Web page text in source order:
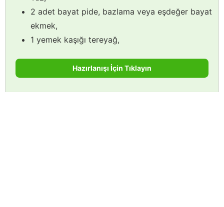
2 adet bayat pide, bazlama veya eşdeğer bayat
ekmek,
1 yemek kaşığı tereyağ,
Hazırlanışı İçin Tıklayın